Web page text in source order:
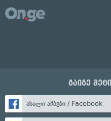
გაიგე
ახალი ამბები / Facebook